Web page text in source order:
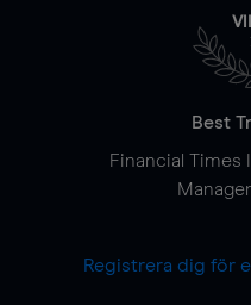
Best
Financial Times
Registrera dig för